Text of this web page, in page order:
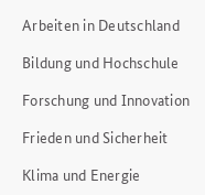
Arbeiten in Deutschland
Bildung und Hochschule
Forschung und Innovation
Frieden und Sicherheit
Klima und Energie